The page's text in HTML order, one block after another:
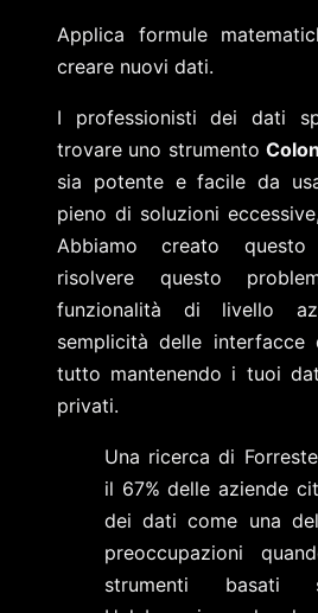
Applica formule
creare nuovi dati.
I professionisti dei dati
trovare uno strumento
sia potente e facile da
pieno di soluzioni
Abbiamo creato
risolvere questo
funzionalità di livello
semplicità delle interfacce
tutto mantenendo i tuoi
privati.
Una ricerca di
il 67% delle aziende
dei dati come una
preoccupazioni
strumenti basati